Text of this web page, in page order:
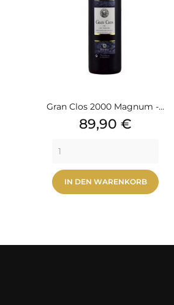
Gran Clos 2000 Magnum -...
Preis
89,90 €
IN DEN WARENKORB